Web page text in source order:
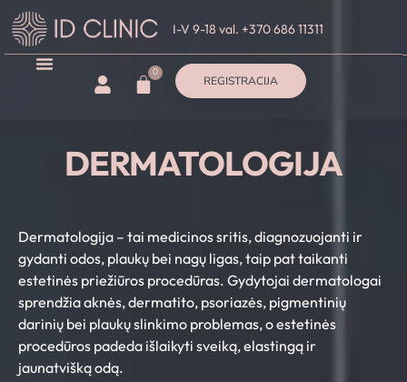
I-V 9-18 val. +370 686 11311
REGISTRACIJA
0
DERMATOLOGIJA
Dermatologija – tai medicinos sritis, diagnozuojanti ir
gydanti odos, plaukų bei nagų ligas, taip pat taikanti
estetinės priežiūros procedūras. Gydytojai dermatologai
sprendžia aknės, dermatito, psoriazės, pigmentinių
darinių bei plaukų slinkimo problemas, o estetinės
procedūros padeda išlaikyti sveiką, elastingą ir
jaunatvišką odą.